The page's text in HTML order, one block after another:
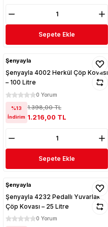
Sepete Ekle
Şenyayla
Şenyayla 4002 Herkül Çöp Kovası
– 100 Litre
0 Yorum
%13
İndirim
1.398,00 TL
1.216,00 TL
Sepete Ekle
Şenyayla
Şenyayla 4232 Pedallı Yuvarlak
Çöp Kovası – 25 Litre
0 Yorum